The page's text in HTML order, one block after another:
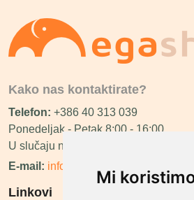
Mi
Kako nas kontaktirate?
Telefon: +386 40 313 039
Ponedeljak - Petak 8:00 - 16:00
U slučaju neraspoloživosti ćemo vas
E-mail: info@megashop.hr
Linkovi